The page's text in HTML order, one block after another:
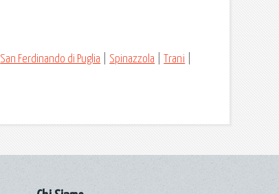
San Ferdinando di Puglia Spinazzola Trani